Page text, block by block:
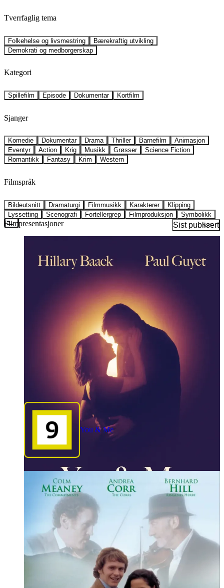
Tverrfaglig tema
Folkehelse og livsmestring
Bærekraftig utvikling
Demokrati og medborgerskap
Kategori
Spillefilm Episode Dokumentar Kortfilm
Sjanger
Komedie Dokumentar Drama Thriller Barnefilm
Animasjon
Eventyr
Action Krig Musikk Grøsser
Science Fiction
Romantikk
Fantasy Krim Western
Filmspråk
Bildeutsnitt Dramaturgi Filmmusikk Karakterer
Klipping
Lyssetting
Scenografi Fortellergrep Filmproduksjon Symbolikk
Sist publisert
Filmpresentasjoner
You & Me